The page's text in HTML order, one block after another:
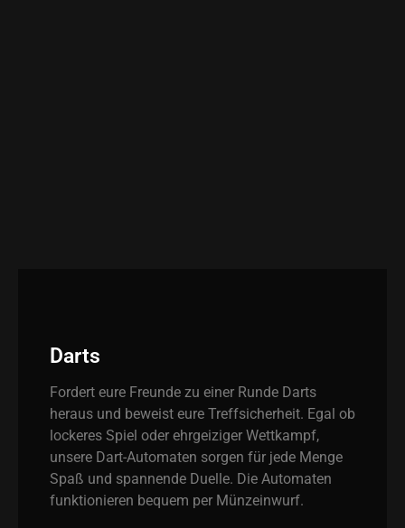
Darts
Fordert eure Freunde zu einer Runde Darts
heraus und beweist eure Treffsicherheit. Egal ob
lockeres Spiel oder ehrgeiziger Wettkampf,
unsere Dart-Automaten sorgen für jede Menge
Spaß und spannende Duelle. Die Automaten
funktionieren bequem per Münzeinwurf.